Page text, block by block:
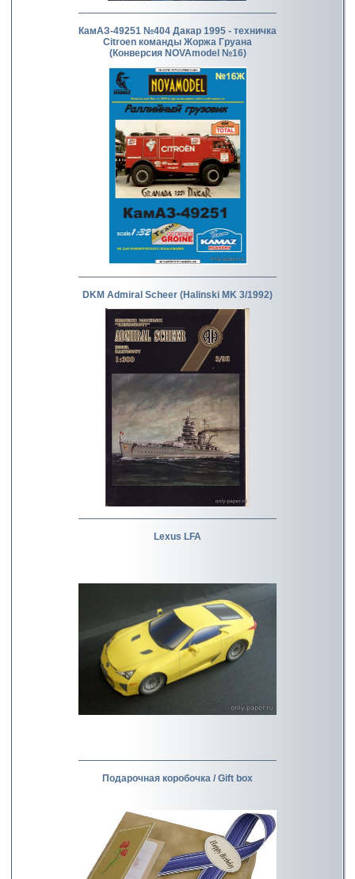
КамАЗ-49251 №404 Дакар 1995 - техничка
Citroen команды Жоржа Груана
(Конверсия NOVAmodel №16)
DKM Admiral Scheer (Halinski MK 3/1992)
Lexus LFA
Подарочная коробочка / Gift box